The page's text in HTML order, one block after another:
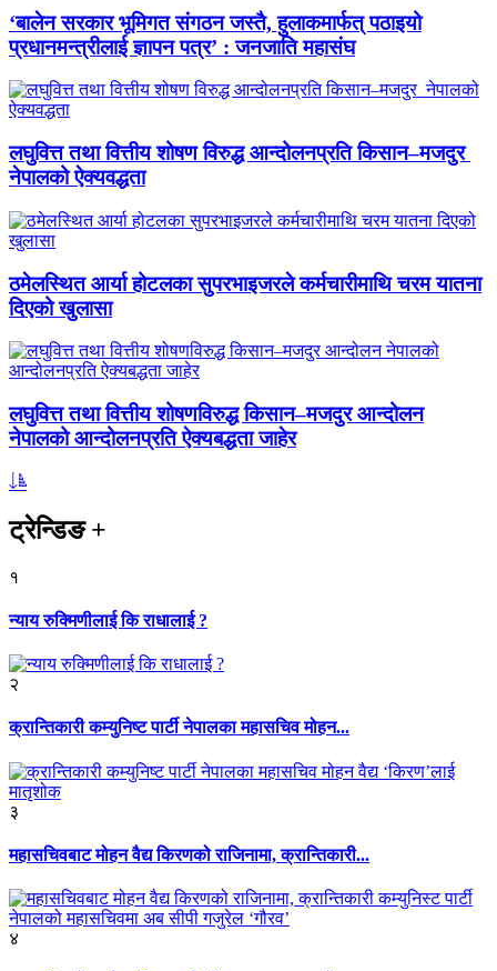
‘बालेन सरकार भूमिगत संगठन जस्तै, हुलाकमार्फत् पठाइयो
प्रधानमन्त्रीलाई ज्ञापन पत्र’ : जनजाति महासंघ
लघुवित्त तथा वित्तीय शोषण विरुद्ध आन्दोलनप्रति किसान–मजदुर
नेपालको ऐक्यवद्धता
ठमेलस्थित आर्या होटलका सुपरभाइजरले कर्मचारीमाथि चरम यातना
दिएको खुलासा
लघुवित्त तथा वित्तीय शोषणविरुद्ध किसान–मजदुर आन्दोलन
नेपालको आन्दोलनप्रति ऐक्यबद्धता जाहेर
ट्रेन्डिङ+
१
न्याय रुक्मिणीलाई कि राधालाई ?
२
क्रान्तिकारी कम्युनिष्ट पार्टी नेपालका महासचिव मोहन...
३
महासचिवबाट मोहन वैद्य किरणको राजिनामा, क्रान्तिकारी...
४